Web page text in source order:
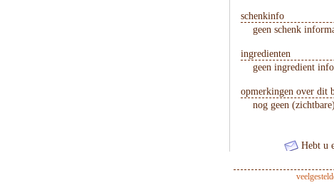
schenkinfo
geen schenk
ingredienten
geen ingredient
opmerkingen over dit
nog geen
Hebt u